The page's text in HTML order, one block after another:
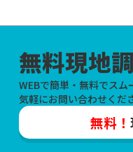
無料現地
WEBで簡単・無料でスム
気軽にお問い合わせくだ
無料！